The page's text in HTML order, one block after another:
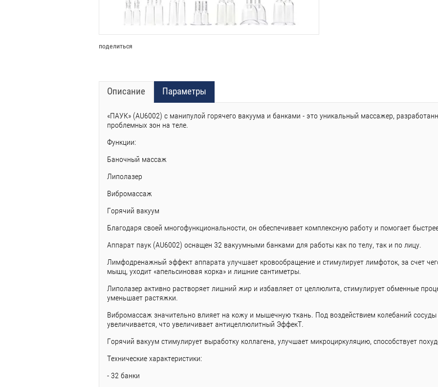
поделиться
Описание Параметры
«ПАУК» (AU6002) с манипулой горячего вакуума и банками - это уникальный массажер,
проблемных зон на теле.
Функции:
Баночный массаж
Липолазер
Вибромассаж
Горячий вакуум
Благодаря своей многофункциональности, он обеспечивает комплексную работу и помогает
Аппарат паук (AU6002) оснащен 32 вакуумными банками для работы как по телу, так и по лицу.
Лимфодренажный эффект аппарата улучшает кровообращение и стимулирует лимфоток, за счет
мышц, уходит «апельсиновая корка» и лишние сантиметры.
Липолазер активно растворяет лишний жир и избавляет от целлюлита, стимулирует обменные
уменьшает растяжки.
Вибромассаж значительно влияет на кожу и мышечную ткань. Под воздействием колебаний
увеличивается, что увеличивает антицеллюлитный ЭффекТ.
Горячий вакуум стимулирует выработку коллагена, улучшает микроциркуляцию, способствует
Технические характеристики:
- 32 банки